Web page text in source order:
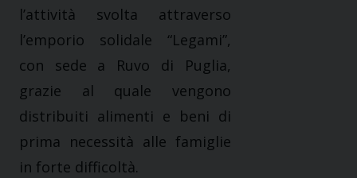
l’attività svolta attraverso
l’emporio solidale “Legami”,
con sede a Ruvo di Puglia,
grazie al quale vengono
distribuiti alimenti e beni di
prima necessità alle famiglie
in forte difficoltà.